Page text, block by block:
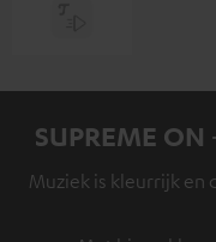
SUPREME
Muziek is kleurrijk en